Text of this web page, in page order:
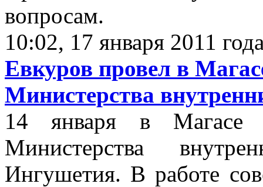
вопросам.
10:02, 17 января 2011
Евкуров провел в
Министерства
14 января в Магасе
Министерства
Ингушетия. В работе